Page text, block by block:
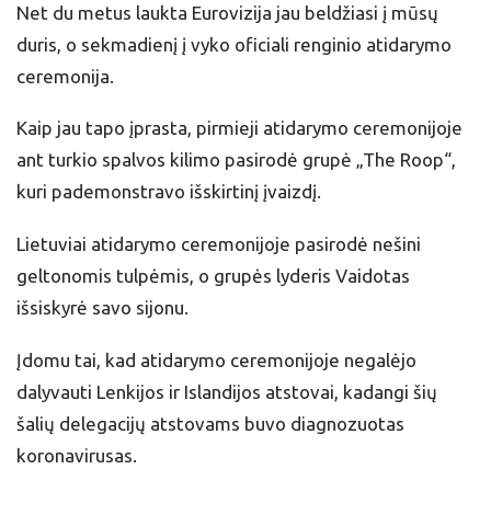
Net du metus laukta Eurovizija jau beldžiasi į mūsų
duris, o sekmadienį į vyko oficiali renginio atidarymo
ceremonija.
Kaip jau tapo įprasta, pirmieji atidarymo ceremonijoje
ant turkio spalvos kilimo pasirodė grupė „The Roop“,
kuri pademonstravo išskirtinį įvaizdį.
Lietuviai atidarymo ceremonijoje pasirodė nešini
geltonomis tulpėmis, o grupės lyderis Vaidotas
išsiskyrė savo sijonu.
Įdomu tai, kad atidarymo ceremonijoje negalėjo
dalyvauti Lenkijos ir Islandijos atstovai, kadangi šių
šalių delegacijų atstovams buvo diagnozuotas
koronavirusas.